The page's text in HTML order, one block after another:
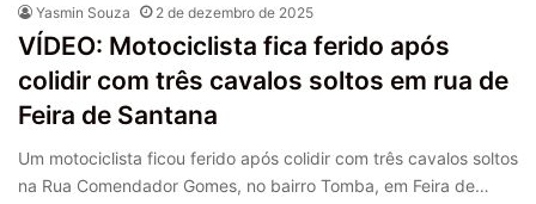
Yasmin Souza 2 de dezembro de 2025
VÍDEO: Motociclista fica ferido após
colidir com três cavalos soltos em rua de
Feira de Santana
Um motociclista ficou ferido após colidir com três cavalos soltos
na Rua Comendador Gomes, no bairro Tomba, em Feira de…